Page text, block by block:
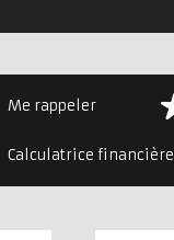
Me rappeler
Calculatrice financière